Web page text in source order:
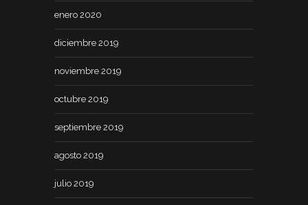
enero 2020
diciembre 2019
noviembre 2019
octubre 2019
septiembre 2019
agosto 2019
julio 2019